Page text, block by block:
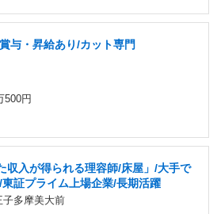
与・昇給あり/カット専門
500円
収入が得られる理容師/床屋」/大手で
証プライム上場企業/長期活躍
多摩美大前